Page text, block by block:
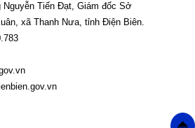
Nguyễn Tiến Đạt, Giám đốc Sở
xã Thanh Nưa, tỉnh Điện Biên.